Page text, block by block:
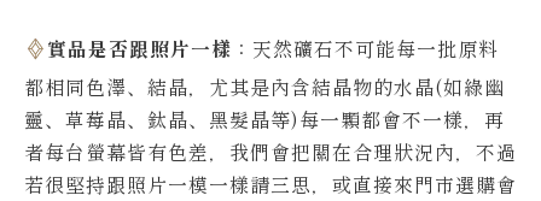
實品是否跟照片一樣 ：天然礦石不可能每一批原料
都相同色澤、結晶，尤其是內含結晶物的水晶(如綠幽
靈、草莓晶、鈦晶、黑髮晶等)每一顆都會不一樣，再
者每台螢幕皆有色差，我們會把關在合理狀況內，不過
若很堅持跟照片一模一樣請三思，或直接來門市選購會